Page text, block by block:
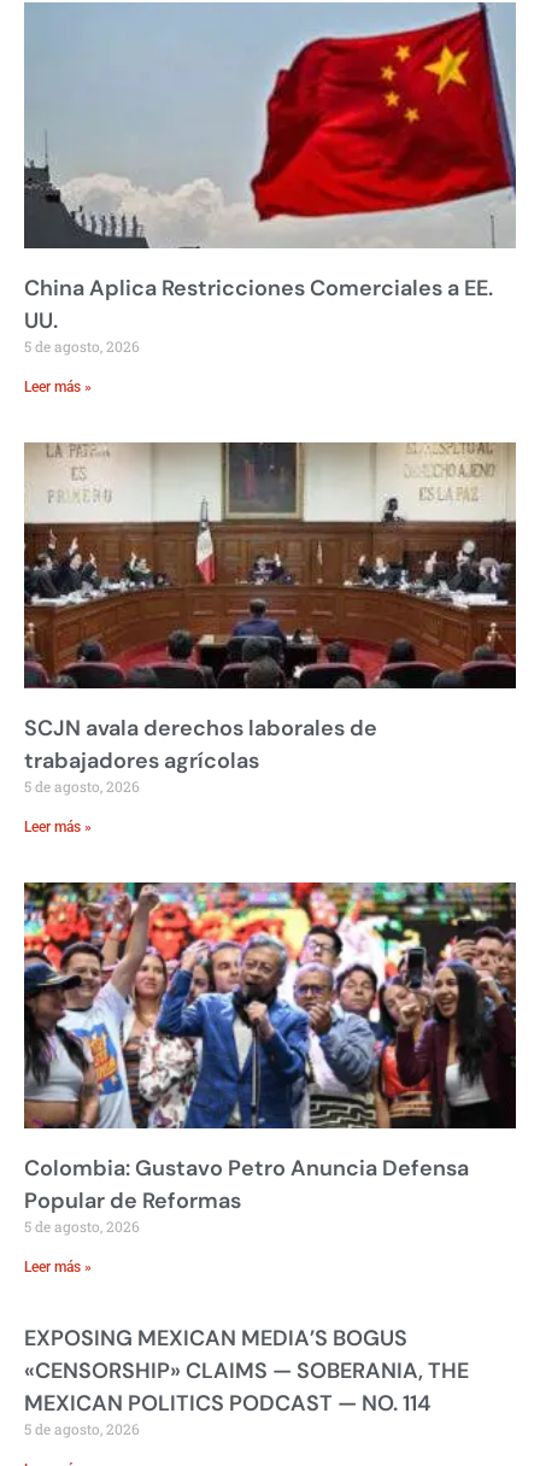
China Aplica Restricciones Comerciales a EE.
UU.
5 de agosto, 2026
Leer más »
SCJN avala derechos laborales de
trabajadores agrícolas
5 de agosto, 2026
Leer más »
Colombia: Gustavo Petro Anuncia Defensa
Popular de Reformas
5 de agosto, 2026
Leer más »
EXPOSING MEXICAN MEDIA’S BOGUS
«CENSORSHIP» CLAIMS — SOBERANIA, THE
MEXICAN POLITICS PODCAST — NO. 114
5 de agosto, 2026